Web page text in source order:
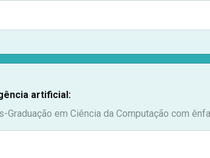
artificial:
Graduação em Ciência da Computação com